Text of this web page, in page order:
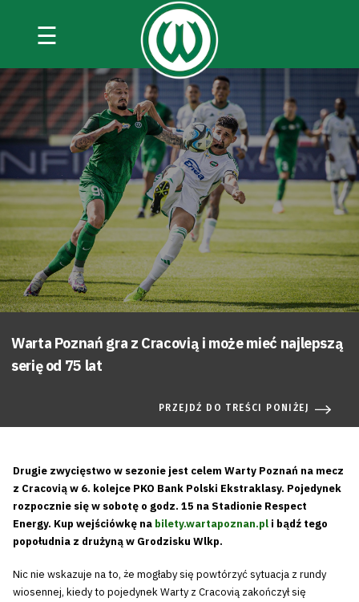
☰
Warta Poznań gra z Cracovią i może mieć najlepszą
serię od 75 lat
PRZEJDŹ DO TREŚCI PONIŻEJ
Drugie zwycięstwo w sezonie jest celem Warty Poznań na mecz
z Cracovią w 6. kolejce PKO Bank Polski Ekstraklasy. Pojedynek
rozpocznie się w sobotę o godz. 15 na Stadionie Respect
Energy. Kup wejściówkę na bilety.wartapoznan.pl i bądź tego
popołudnia z drużyną w Grodzisku Wlkp.
Nic nie wskazuje na to, że mogłaby się powtórzyć sytuacja z rundy
wiosennej, kiedy to pojedynek Warty z Cracovią zakończył się